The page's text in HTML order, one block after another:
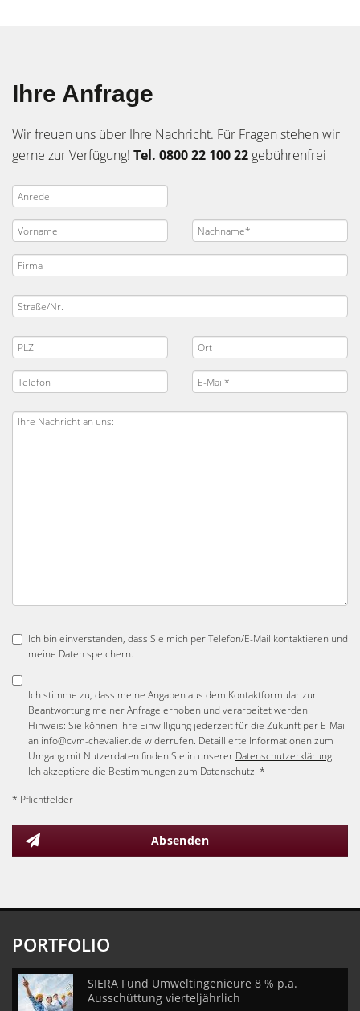
Ihre Anfrage
Wir freuen uns über Ihre Nachricht. Für Fragen stehen wir
gerne zur Verfügung! Tel. 0800 22 100 22 gebührenfrei
Ich bin einverstanden, dass Sie mich per Telefon/E-Mail kontaktieren und
meine Daten speichern.
Ich stimme zu, dass meine Angaben aus dem Kontaktformular zur
Beantwortung meiner Anfrage erhoben und verarbeitet werden.
Hinweis: Sie können Ihre Einwilligung jederzeit für die Zukunft per E-Mail
an info@cvm-chevalier.de widerrufen. Detaillierte Informationen zum
Umgang mit Nutzerdaten finden Sie in unserer Datenschutzerklärung.
Ich akzeptiere die Bestimmungen zum Datenschutz. *
* Pflichtfelder
Absenden
PORTFOLIO
SIERA Fund Umweltingenieure 8 % p.a.
Ausschüttung vierteljährlich